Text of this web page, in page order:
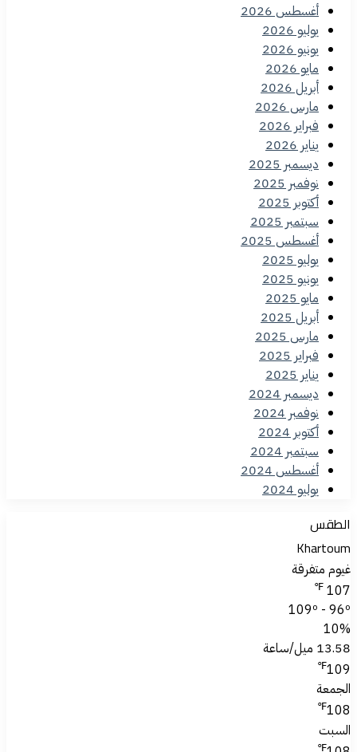
أغسطس 2026
يوليو 2026
يونيو 2026
مايو 2026
أبريل 2026
مارس 2026
فبراير 2026
يناير 2026
ديسمبر 2025
نوفمبر 2025
أكتوبر 2025
سبتمبر 2025
أغسطس 2025
يوليو 2025
يونيو 2025
مايو 2025
أبريل 2025
مارس 2025
فبراير 2025
يناير 2025
ديسمبر 2024
نوفمبر 2024
أكتوبر 2024
سبتمبر 2024
أغسطس 2024
يوليو 2024
الطقس
Khartoum
غيوم متفرقة
107
℉
109º - 96º
10%
13.58 ميل/ساعة
109
℉
الجمعة
108
℉
السبت
℉